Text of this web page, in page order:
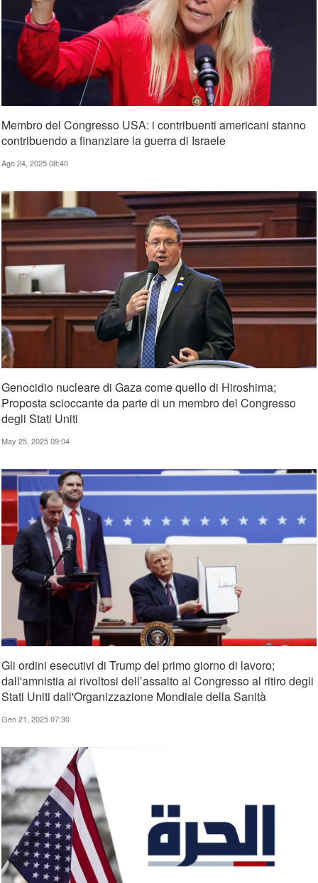
Membro del Congresso USA: i contribuenti americani stanno
contribuendo a finanziare la guerra di Israele
Ago 24, 2025 08:40
Genocidio nucleare di Gaza come quello di Hiroshima;
Proposta scioccante da parte di un membro del Congresso
degli Stati Uniti
May 25, 2025 09:04
Gli ordini esecutivi di Trump del primo giorno di lavoro;
dall'amnistia ai rivoltosi dell’assalto al Congresso al ritiro degli
Stati Uniti dall'Organizzazione Mondiale della Sanità
Gen 21, 2025 07:30